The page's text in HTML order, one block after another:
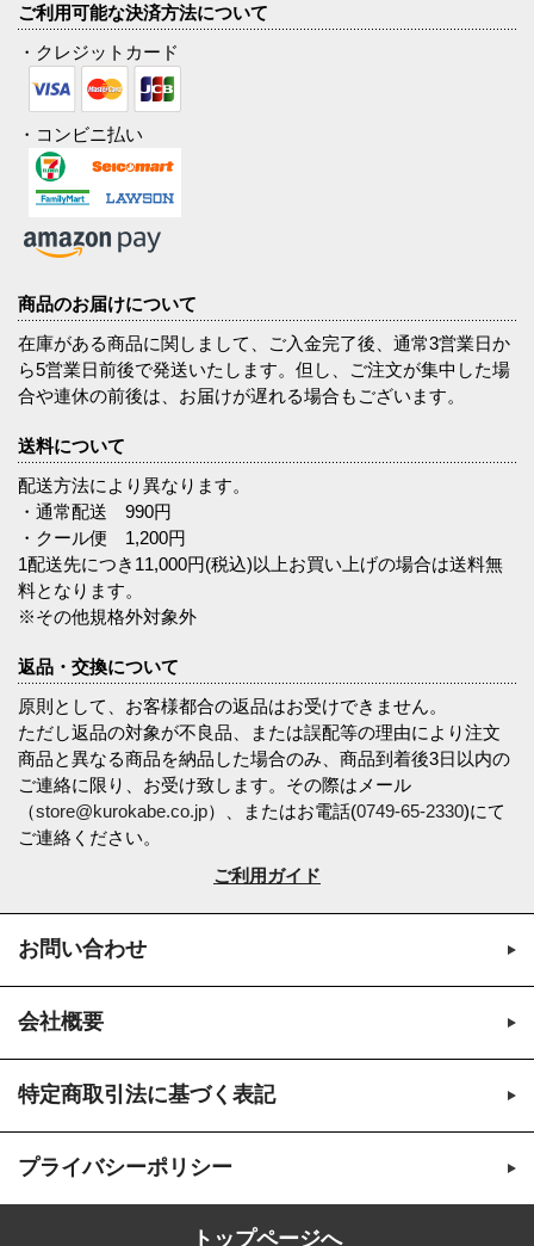
ご利用可能な決済方法について
・クレジットカード
・コンビニ払い
商品のお届けについて
在庫がある商品に関しまして、ご入金完了後、通常3営業日か
ら5営業日前後で発送いたします。但し、ご注文が集中した場
合や連休の前後は、お届けが遅れる場合もございます。
送料について
配送方法により異なります。
・通常配送 990円
・クール便 1,200円
1配送先につき11,000円(税込)以上お買い上げの場合は送料無
料となります。
※その他規格外対象外
返品・交換について
原則として、お客様都合の返品はお受けできません。
ただし返品の対象が不良品、または誤配等の理由により注文
商品と異なる商品を納品した場合のみ、商品到着後3日以内の
ご連絡に限り、お受け致します。その際はメール
（store@kurokabe.co.jp）、またはお電話(0749-65-2330)にて
ご連絡ください。
ご利用ガイド
お問い合わせ
会社概要
特定商取引法に基づく表記
プライバシーポリシー
トップページへ